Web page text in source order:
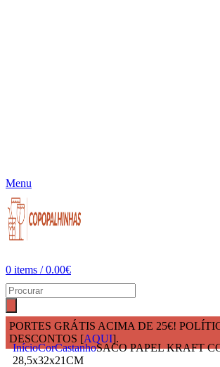
Menu
0 items / 0.00€
PORTES GRÁTIS ACIMA DE 25€!
DESCONTOS [AQUI].
InícioCorCastanhoSACO PAPEL KRAFT
28,5x32x21CM